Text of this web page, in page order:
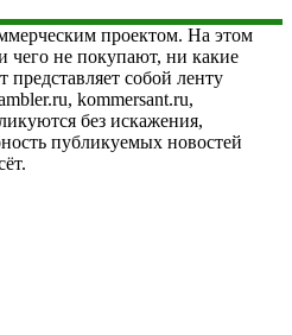
проектом. На этом
чего не покупают, ни какие
собой ленту
kommersant.ru,
без искажения,
публикуемых новостей